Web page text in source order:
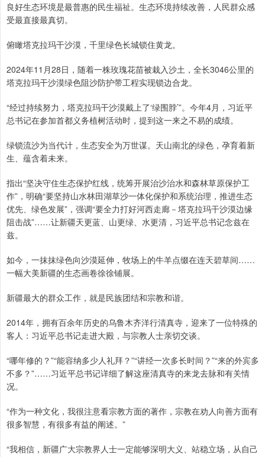
良好生态环境是最普惠的民生福祉。生态环境持续改善，人民群众感
受最直接最真切。
俯瞰塔克拉玛干沙漠，千里绿色长城锁住黄龙。
2024年11月28日，随着一株玫瑰花苗被栽入沙土，全长3046公里的
塔克拉玛干沙漠绿色阻沙防护带工程实现锁边合龙。
“经过持续努力，塔克拉玛干沙漠戴上了‘绿围脖’”。今年4月，习近平
总书记在参加首都义务植树活动时，提到这一来之不易的成绩。
绿锁流沙为当代计，生态安全为万世谋。天山南北的绿色，孕育着新
生、蕴含着未来。
指出“坚决守住生态保护红线，统筹开展治沙治水和森林草原保护工
作”，明确“要坚持山水林田湖草沙一体化保护和系统治理，推进生态
优先、绿色发展”，强调“要全力打好河西走廊－塔克拉玛干沙漠边缘
阻击战”……让新疆天更蓝、山更绿、水更清，习近平总书记念兹在
兹。
如今，一抹抹绿色向沙漠延伸，牧场上的牛羊点缀在连天碧草间……
一幅大美新疆的生态画卷徐徐铺展。
新疆最大的群众工作，就是民族团结和宗教和谐。
2014年，拥有百余年历史的乌鲁木齐洋行清真寺，迎来了一位特殊的
客人：习近平总书记走进大殿，与宗教人士亲切交谈。
“哪年修的？”“能容纳多少人礼拜？”“讲经一次多长时间？”“来的外宾多
不多？”……习近平总书记详细了解这座清真寺的来龙去脉和有关情
况。
“作为一种文化，我很注意看宗教方面的著作，宗教在劝人向善方面有
很多智慧，有很多有益的阐述。”
“我相信，新疆广大宗教界人士一定能够深明大义、站稳立场，从自己